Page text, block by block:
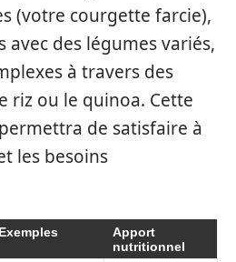
(votre courgette farcie),
des légumes variés,
à travers des
riz ou le quinoa. Cette
de satisfaire à
les besoins
Exemples
Apport
nutritionnel